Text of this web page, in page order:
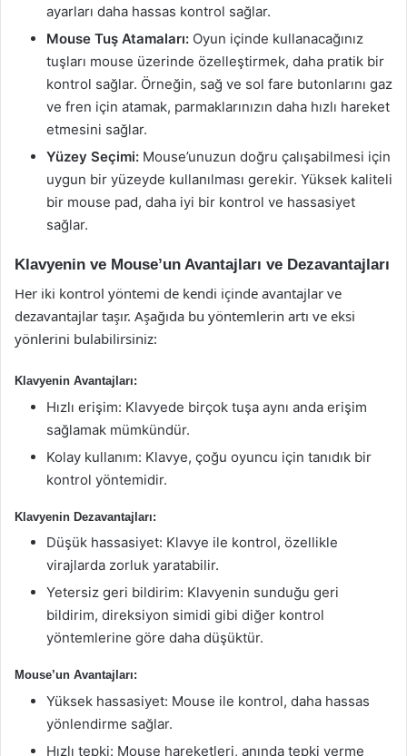
ayarları daha hassas kontrol sağlar.
Mouse Tuş Atamaları: Oyun içinde kullanacağınız
tuşları mouse üzerinde özelleştirmek, daha pratik bir
kontrol sağlar. Örneğin, sağ ve sol fare butonlarını gaz
ve fren için atamak, parmaklarınızın daha hızlı hareket
etmesini sağlar.
Yüzey Seçimi: Mouse’unuzun doğru çalışabilmesi için
uygun bir yüzeyde kullanılması gerekir. Yüksek kaliteli
bir mouse pad, daha iyi bir kontrol ve hassasiyet
sağlar.
Klavyenin ve Mouse’un Avantajları ve Dezavantajları
Her iki kontrol yöntemi de kendi içinde avantajlar ve
dezavantajlar taşır. Aşağıda bu yöntemlerin artı ve eksi
yönlerini bulabilirsiniz:
Klavyenin Avantajları:
Hızlı erişim: Klavyede birçok tuşa aynı anda erişim
sağlamak mümkündür.
Kolay kullanım: Klavye, çoğu oyuncu için tanıdık bir
kontrol yöntemidir.
Klavyenin Dezavantajları:
Düşük hassasiyet: Klavye ile kontrol, özellikle
virajlarda zorluk yaratabilir.
Yetersiz geri bildirim: Klavyenin sunduğu geri
bildirim, direksiyon simidi gibi diğer kontrol
yöntemlerine göre daha düşüktür.
Mouse’un Avantajları:
Yüksek hassasiyet: Mouse ile kontrol, daha hassas
yönlendirme sağlar.
Hızlı tepki: Mouse hareketleri, anında tepki verme